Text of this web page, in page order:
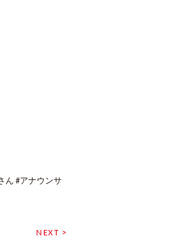
ん #アナウンサ
NEXT >